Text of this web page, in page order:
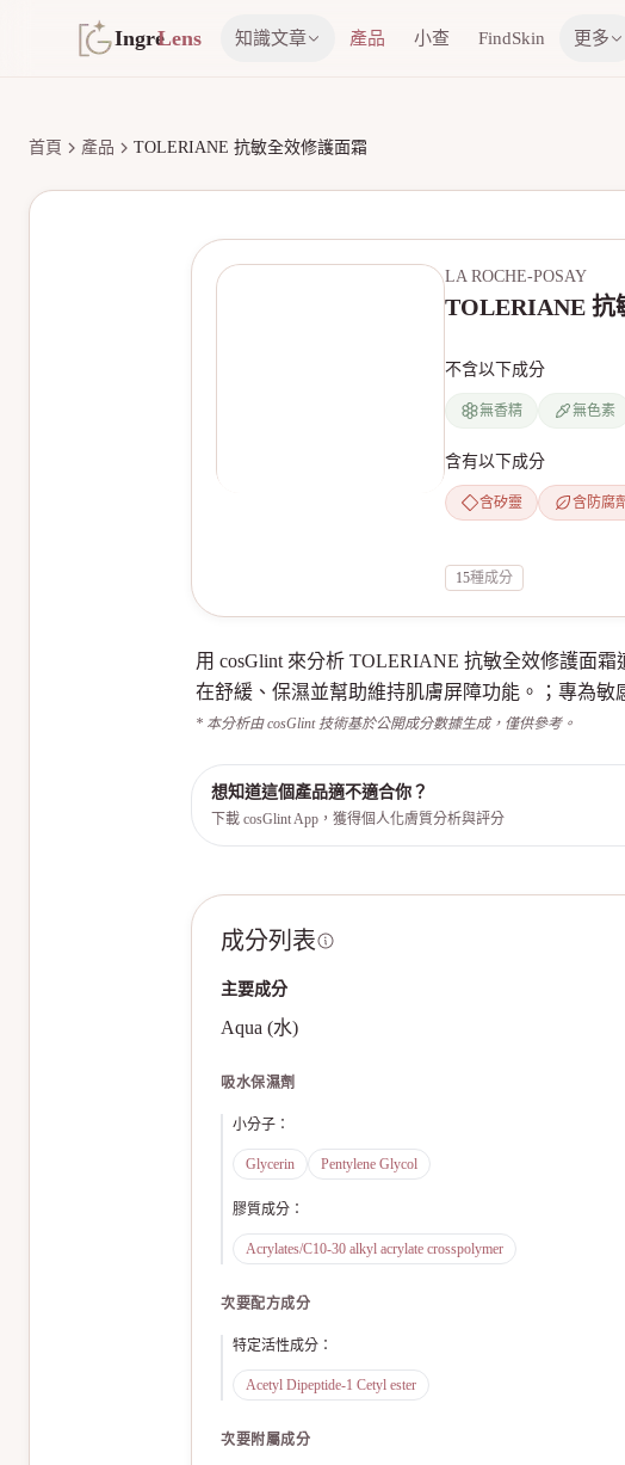
IngreLens 知識文章 產品 小查 FindSkin 更多
首頁 產品 TOLERIANE 抗敏全效修護面霜
LA ROCHE-POSAY
TOLERIANE 抗
不含以下成分
無香精 無色素
含有以下成分
含矽靈 含防腐
15種成分
用 cosGlint 來分析 TOLERIANE 抗敏全效修護面
在舒緩、保濕並幫助維持肌膚屏障功能。；專為
* 本分析由 cosGlint 技術基於公開成分數據生成，僅供參考。
想知道這個產品適不適合你？
下載 cosGlint App，獲得個人化膚質分析與評分
成分列表
主要成分
Aqua (水)
吸水保濕劑
小分子 ：
Glycerin Pentylene Glycol
膠質成分 ：
Acrylates/C10-30 alkyl acrylate crosspolymer
次要配方成分
特定活性成分 ：
Acetyl Dipeptide-1 Cetyl ester
次要附屬成分